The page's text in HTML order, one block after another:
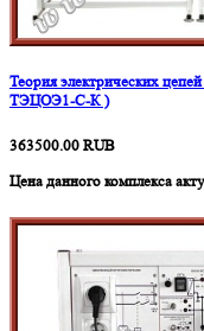
Теория электрических
ТЭЦОЭ1-С-К )
363500.00 RUB
Цена данного комплекса